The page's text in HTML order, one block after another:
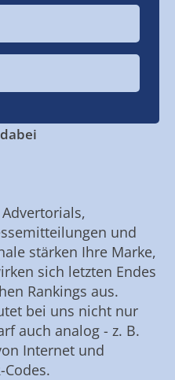
und
stärken Ihre Marke,
sich letzten Endes
Rankings aus.
bei uns nicht nur
auch analog - z. B.
Internet und